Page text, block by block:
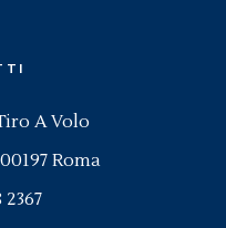
A Volo
Roma